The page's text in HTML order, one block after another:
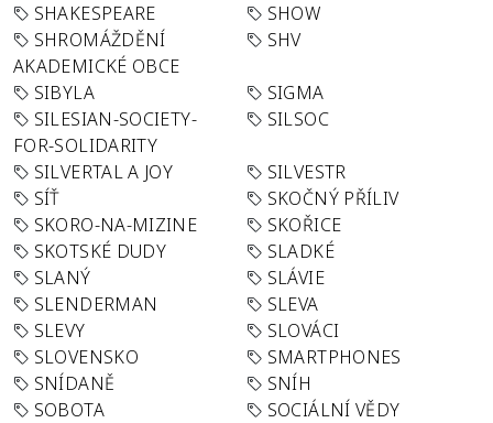
SHAKESPEARE
SHOW
SHROMÁŽDĚNÍ
AKADEMICKÉ OBCE
SHV
SIBYLA
SIGMA
SILESIAN-SOCIETY-
FOR-SOLIDARITY
SILSOC
SILVERTAL A JOY
SILVESTR
SÍŤ
SKOČNÝ PŘÍLIV
SKORO-NA-MIZINE
SKOŘICE
SKOTSKÉ DUDY
SLADKÉ
SLANÝ
SLÁVIE
SLENDERMAN
SLEVA
SLEVY
SLOVÁCI
SLOVENSKO
SMARTPHONES
SNÍDANĚ
SNÍH
SOBOTA
SOCIÁLNÍ VĚDY